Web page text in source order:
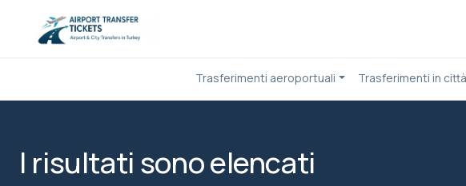
Trasferimenti aeroportuali Trasferimenti in città
I risultati sono elencati